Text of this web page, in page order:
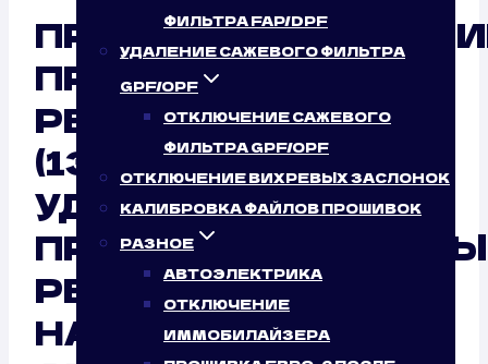
ФИЛЬТРА FAP/DPF
УДАЛЕНИЕ САЖЕВОГО ФИЛЬТРА
GPF/OPF
ОТКЛЮЧЕНИЕ САЖЕВОГО
ФИЛЬТРА GPF/OPF
ОТКЛЮЧЕНИЕ ВИХРЕВЫХ ЗАСЛОНОК
КАЛИБРОВКА ФАЙЛОВ ПРОШИВОК
РАЗНОЕ
АВТОЭЛЕКТРИКА
ОТКЛЮЧЕНИЕ
ИММОБИЛАЙЗЕРА
ПРОШИВОК ЭБУ
PEUGEOT 807 2.0
(136 Л.С.)
УДАЛЕННО:
РЕЗУЛЬТАТ ОТ
НАШЕГО